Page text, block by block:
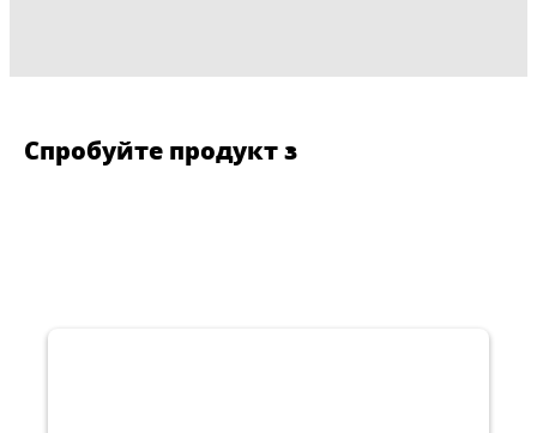
Спробуйте продукт з